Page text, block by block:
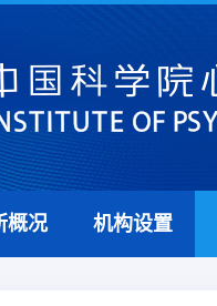
概况 机构设置